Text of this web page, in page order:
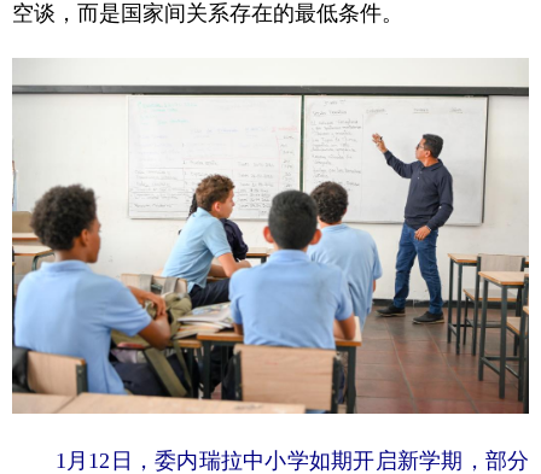
空谈，而是国家间关系存在的最低条件。
1月12日，委内瑞拉中小学如期开启新学期，部分